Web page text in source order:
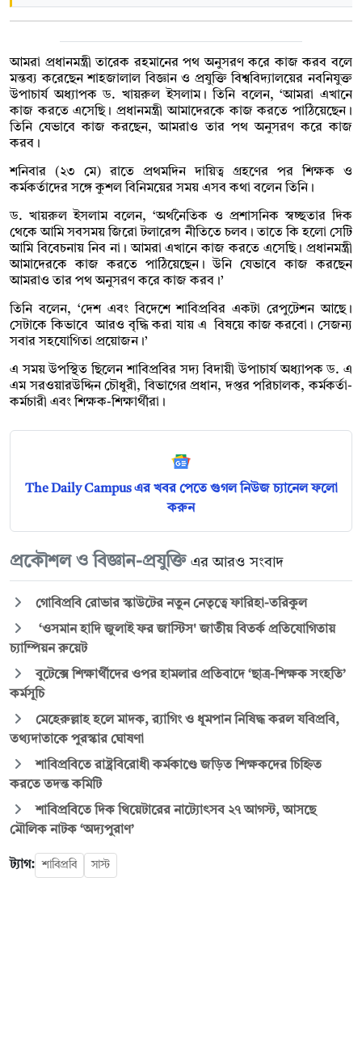
আমরা প্রধানমন্ত্রী তারেক রহমানের পথ অনুসরণ করে কাজ করব বলে
মন্তব্য করেছেন শাহজালাল বিজ্ঞান ও প্রযুক্তি বিশ্ববিদ্যালয়ের নবনিযুক্ত
উপাচার্য অধ্যাপক ড. খায়রুল ইসলাম। তিনি বলেন, ‘আমরা এখানে
কাজ করতে এসেছি। প্রধানমন্ত্রী আমাদেরকে কাজ করতে পাঠিয়েছেন।
তিনি যেভাবে কাজ করছেন, আমরাও তার পথ অনুসরণ করে কাজ
করব।
শনিবার (২৩ মে) রাতে প্রথমদিন দায়িত্ব গ্রহণের পর শিক্ষক ও
কর্মকর্তাদের সঙ্গে কুশল বিনিময়ের সময় এসব কথা বলেন তিনি।
ড. খায়রুল ইসলাম বলেন, ‘অর্থনৈতিক ও প্রশাসনিক স্বচ্ছতার দিক
থেকে আমি সবসময় জিরো টলারেন্স নীতিতে চলব। তাতে কি হলো সেটি
আমি বিবেচনায় নিব না। আমরা এখানে কাজ করতে এসেছি। প্রধানমন্ত্রী
আমাদেরকে কাজ করতে পাঠিয়েছেন। উনি যেভাবে কাজ করছেন
আমরাও তার পথ অনুসরণ করে কাজ করব।’
তিনি বলেন, ‘দেশ এবং বিদেশে শাবিপ্রবির একটা রেপুটেশন আছে।
সেটাকে কিভাবে আরও বৃদ্ধি করা যায় এ বিষয়ে কাজ করবো। সেজন্য
সবার সহযোগিতা প্রয়োজন।’
এ সময় উপস্থিত ছিলেন শাবিপ্রবির সদ্য বিদায়ী উপাচার্য অধ্যাপক ড. এ
এম সরওয়ারউদ্দিন চৌধুরী, বিভাগের প্রধান, দপ্তর পরিচালক, কর্মকর্তা-
কর্মচারী এবং শিক্ষক-শিক্ষার্থীরা।
The Daily Campus এর খবর পেতে গুগল নিউজ চ্যানেল ফলো
করুন
প্রকৌশল ও বিজ্ঞান-প্রযুক্তি এর আরও সংবাদ
গোবিপ্রবি রোভার স্কাউটের নতুন নেতৃত্বে ফারিহা-তরিকুল
‎ ‘ওসমান হাদি জুলাই ফর জাস্টিস' জাতীয় বিতর্ক প্রতিযোগিতায়
চ্যাম্পিয়ন রুয়েট
বুটেক্সে শিক্ষার্থীদের ওপর হামলার প্রতিবাদে ‘ছাত্র-শিক্ষক সংহতি’
কর্মসূচি
মেহেরুল্লাহ হলে মাদক, র‍্যাগিং ও ধূমপান নিষিদ্ধ করল যবিপ্রবি,
তথ্যদাতাকে পুরস্কার ঘোষণা
শাবিপ্রবিতে রাষ্ট্রবিরোধী কর্মকাণ্ডে জড়িত শিক্ষকদের চিহ্নিত
করতে তদন্ত কমিটি
শাবিপ্রবিতে দিক থিয়েটারের নাট্যোৎসব ২৭ আগস্ট, আসছে
মৌলিক নাটক ‘অদ্যপুরাণ’
ট্যাগ: শাবিপ্রবি সাস্ট